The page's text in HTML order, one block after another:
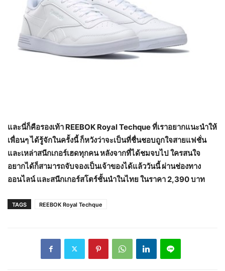
และนี่ก็คือรองเท้า REEBOK Royal Techque ที่เราอยากแนะนำให้
เพื่อนๆ ได้รู้จักในครั้งนี้ ก็หวังว่าจะเป็นที่ชื่นชอบถูกใจสายแฟชั่น
และเหล่าสนีกเกอร์เฮดทุกคน หลังจากที่ได้ชมจบไป ใครสนใจ
อยากได้ก็สามารถจับจองเป็นเจ้าของได้แล้ววันนี้ ผ่านช่องทาง
ออนไลน์ และสนีกเกอร์สโตร์ชั้นนำในไทย ในราคา 2,390 บาท
TAGS REEBOK Royal Techque